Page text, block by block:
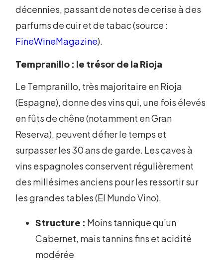
décennies, passant de notes de cerise à des
parfums de cuir et de tabac (source :
FineWineMagazine).
Tempranillo : le trésor de la Rioja
Le Tempranillo, très majoritaire en Rioja
(Espagne), donne des vins qui, une fois élevés
en fûts de chêne (notamment en Gran
Reserva), peuvent défier le temps et
surpasser les 30 ans de garde. Les caves à
vins espagnoles conservent régulièrement
des millésimes anciens pour les ressortir sur
les grandes tables (El Mundo Vino).
Structure : Moins tannique qu’un
Cabernet, mais tannins fins et acidité
modérée